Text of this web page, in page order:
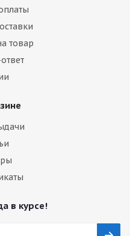
товар
в курсе!